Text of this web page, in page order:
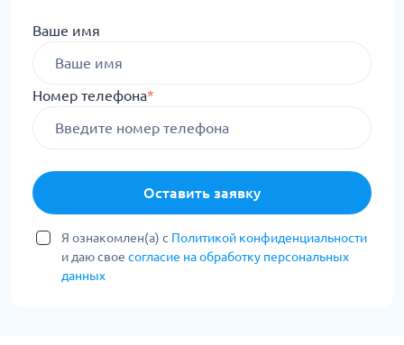
Ваше имя
Номер телефона*
Оставить заявку
Я ознакомлен(а) с Политикой конфиденциальности
и даю свое согласие на обработку персональных
данных